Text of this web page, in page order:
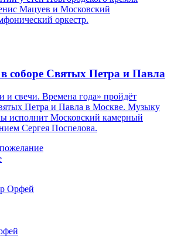
Мацуев и Московский
оркестр.
в соборе Святых Петра и Павла
и свечи. Времена года» пройдёт
Петра и Павла в Москве. Музыку
исполнит Московский камерный
Сергея Поспелова.
Орфей